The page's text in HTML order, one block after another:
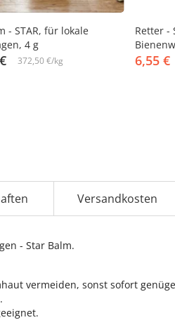
- STAR, für lokale
4 g
372,50 €/kg
-20%
Retter -
6,55 €
Versandkosten
- Star Balm.
vermeiden, sonst sofort